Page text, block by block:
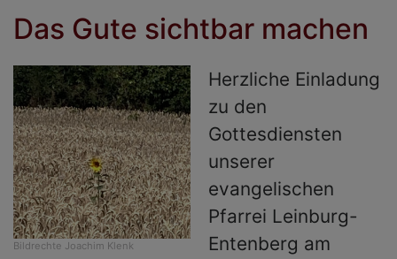
Das Gute sichtbar machen
Bildrechte Joachim Klenk
Herzliche Einladung
zu den
Gottesdiensten
unserer
evangelischen
Pfarrei Leinburg-
Entenberg am